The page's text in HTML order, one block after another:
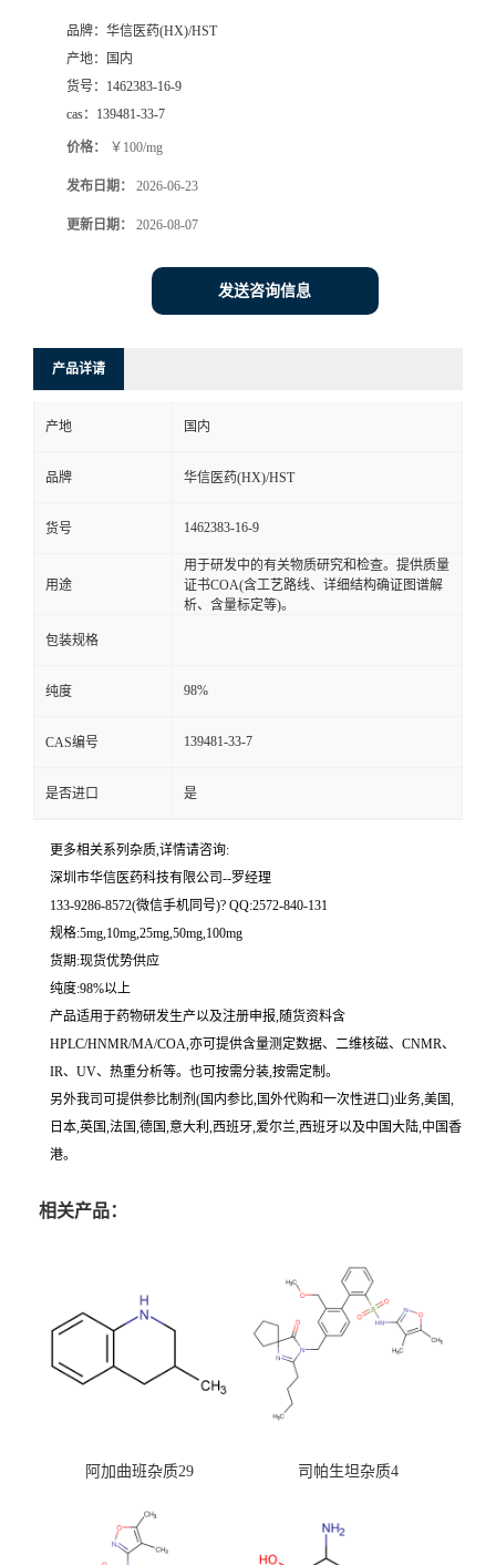
方
品牌： 华信医药(HX)/HST
产地：
国内
货号： 1462383-16-9
cas： 139481-33-7
价格： ￥100/mg
发布日期： 2026-06-23
更新日期： 2026-08-07
发送咨询信息
产品详请
产地 国内
品牌 华信医药(HX)/HST
货号 1462383-16-9
用途
用于研发中的有关物质研究和检查。提供质量
证书COA(含工艺路线、详细结构确证图谱解
析、含量标定等)。
包装规格
纯度 98%
CAS编号 139481-33-7
是否进口 是
更多相关系列杂质,详情请咨询:
深圳市华信医药科技有限公司--罗经理
133-9286-8572(微信手机同号)? QQ:2572-840-131
规格:5mg,10mg,25mg,50mg,100mg
货期:现货优势供应
纯度:98%以上
产品适用于药物研发生产以及注册申报,随货资料含
HPLC/HNMR/MA/COA,亦可提供含量测定数据、二维核磁、CNMR、
IR、UV、热重分析等。也可按需分装,按需定制。
另外我司可提供参比制剂(国内参比,国外代购和一次性进口)业务,美国,
日本,英国,法国,德国,意大利,西班牙,爱尔兰,西班牙以及中国大陆,中国香
港。
相关产品：
阿加曲班杂质29 司帕生坦杂质4